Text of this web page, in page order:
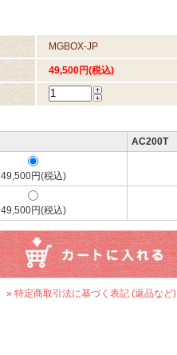
MGBOX-JP
49,500円(税込)
AC200T
49,500円(税込)
49,500円(税込)
» 特定商取引法に基づく表記 (返品など)